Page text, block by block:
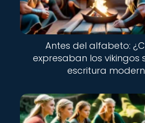
Antes del alfabeto:
expresaban los vikingos
escritura